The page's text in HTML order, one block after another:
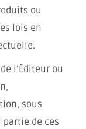
ou
lois en
l’Éditeur ou
sous
de ces